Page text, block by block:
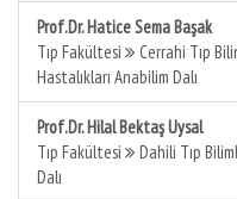
Prof.Dr. Hatice Sema Başak
Tıp Fakültesi
Cerrahi Tıp
Hastalıkları Anabilim Dalı
Prof.Dr. Hilal Bektaş Uysal
Tıp Fakültesi
Dahili Tıp
Dalı